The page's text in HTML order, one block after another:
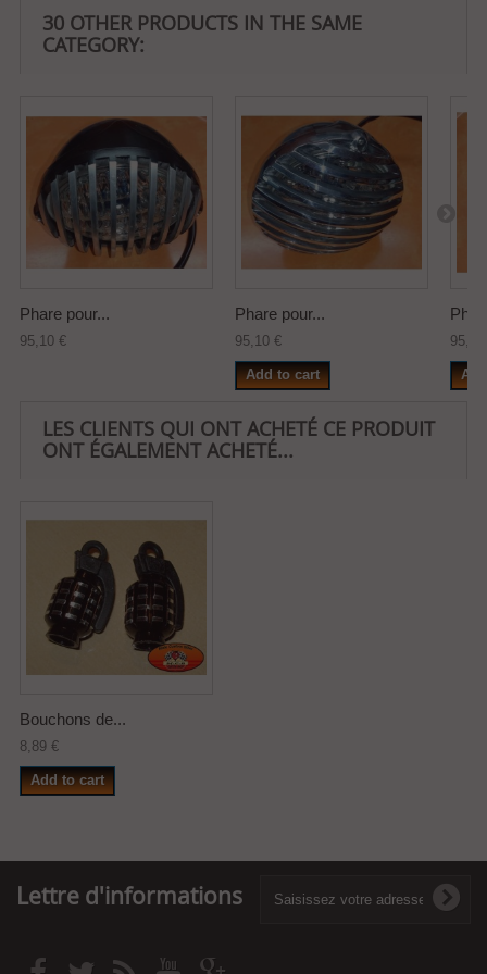
30 OTHER PRODUCTS IN THE SAME
CATEGORY:
Phare pour...
95,10 €
Phare pour...
95,10 €
Add to cart
LES CLIENTS QUI ONT ACHETÉ CE PRODUIT
ONT ÉGALEMENT ACHETÉ...
Bouchons de...
8,89 €
Add to cart
Lettre d'informations